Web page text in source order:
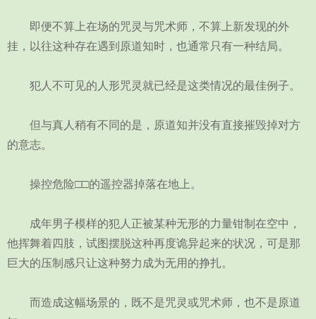
即便不算上在场的咒灵与咒术师，不算上新发现的外
挂，以往这种存在遇到原道知时，也通常只有一种结局。
犯人不可见的人形咒灵就已经是这类情况的最佳例子。
但与真人稍有不同的是，原道知并没有直接摧毁掉对方
的意志。
操控危险□□的遥控器掉落在地上。
成年男子模样的犯人正被某种无形的力量钳制在空中，
他挥舞着四肢，试图摆脱这种再度诡异起来的状况，可是那
巨大的压制感只让这种努力成为无用的挣扎。
而造成这幅场景的，既不是咒灵或咒术师，也不是原道